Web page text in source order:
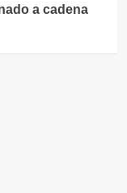
a cadena